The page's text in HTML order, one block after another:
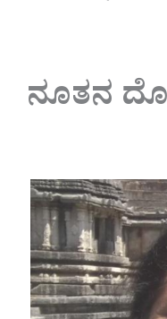
ನೂತನ